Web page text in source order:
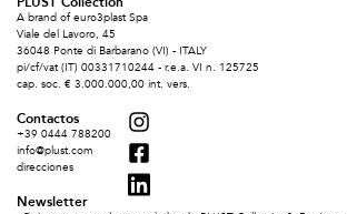
A brand of euro3plast Spa
Viale del Lavoro, 45
36048 Ponte di Barbarano (VI) - ITALY
pi/cf/vat (IT) 00331710244 - r.e.a. VI n. 125725
cap. soc. € 3.000.000,00 int. vers.
Contactos
+39 0444 788200
info@plust.com
direcciones
Newsletter